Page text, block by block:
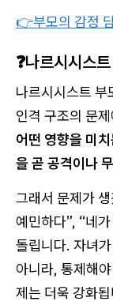
👉부모의 감정
❓나르시시스
나르시시스트 부
인격 구조의 문
어떤 영향을 미
을 곧 공격이나
그래서 문제가
예민하다”, “네
돌립니다. 자녀
아니라, 통제해
제는 더욱 강화